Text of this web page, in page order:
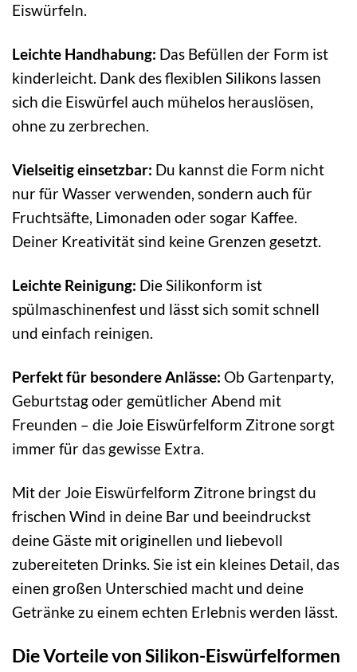
Eiswürfeln.
Leichte Handhabung: Das Befüllen der Form ist
kinderleicht. Dank des flexiblen Silikons lassen
sich die Eiswürfel auch mühelos herauslösen,
ohne zu zerbrechen.
Vielseitig einsetzbar: Du kannst die Form nicht
nur für Wasser verwenden, sondern auch für
Fruchtsäfte, Limonaden oder sogar Kaffee.
Deiner Kreativität sind keine Grenzen gesetzt.
Leichte Reinigung: Die Silikonform ist
spülmaschinenfest und lässt sich somit schnell
und einfach reinigen.
Perfekt für besondere Anlässe: Ob Gartenparty,
Geburtstag oder gemütlicher Abend mit
Freunden – die Joie Eiswürfelform Zitrone sorgt
immer für das gewisse Extra.
Mit der Joie Eiswürfelform Zitrone bringst du
frischen Wind in deine Bar und beeindruckst
deine Gäste mit originellen und liebevoll
zubereiteten Drinks. Sie ist ein kleines Detail, das
einen großen Unterschied macht und deine
Getränke zu einem echten Erlebnis werden lässt.
Die Vorteile von Silikon-Eiswürfelformen